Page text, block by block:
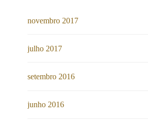
novembro 2017
julho 2017
setembro 2016
junho 2016